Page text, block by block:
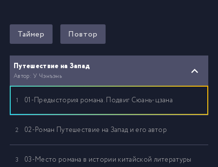
Таймер Повтор
Путешествие на Запад
Автор: У Чэнъэнь
1 01-Предыстория романа. Подвиг Сюань-цзана
2 02-Роман Путешествие на Запад и его автор
3 03-Место романа в истории китайской литературы